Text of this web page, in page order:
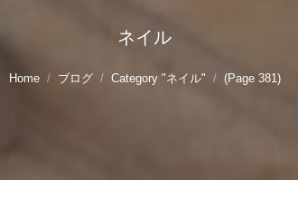
ネイル
Home ブログ Category "ネイル" (Page 381)